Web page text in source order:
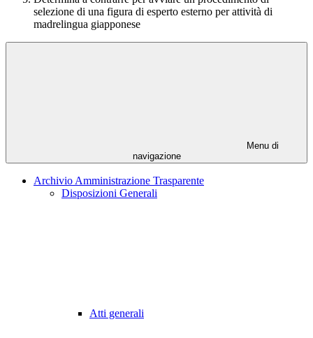
selezione di una figura di esperto esterno per attività di
madrelingua giapponese
Menu di
navigazione
Archivio Amministrazione Trasparente
Disposizioni Generali
Atti generali